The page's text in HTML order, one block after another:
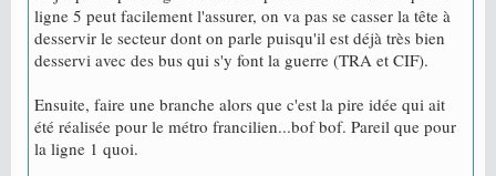
ligne 5 peut facilement l'assurer, on va pas se casser la tête à
desservir le secteur dont on parle puisqu'il est déjà très bien
desservi avec des bus qui s'y font la guerre (TRA et CIF).
Ensuite, faire une branche alors que c'est la pire idée qui ait
été réalisée pour le métro francilien...bof bof. Pareil que pour
la ligne 1 quoi.